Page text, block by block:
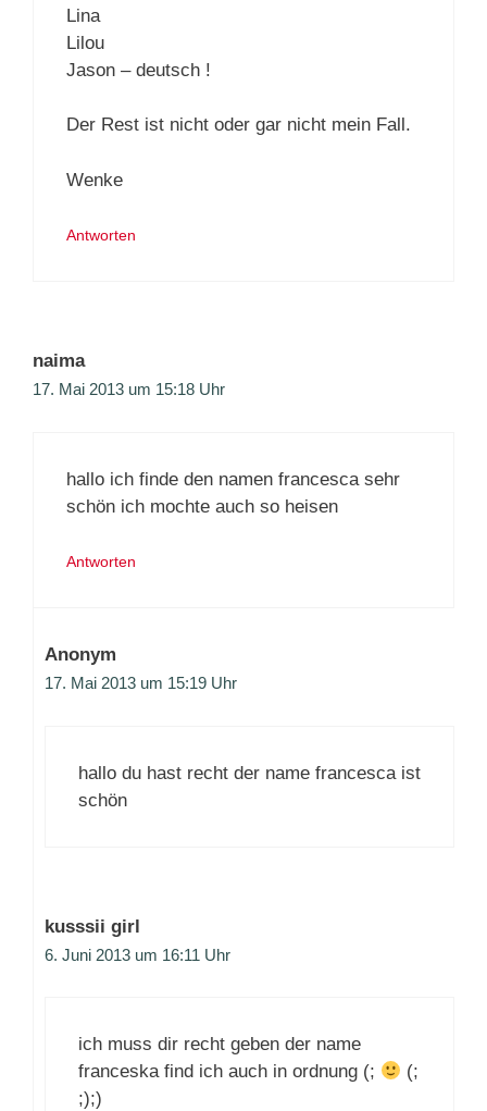
Lina
Lilou
Jason – deutsch !
Der Rest ist nicht oder gar nicht mein Fall.
Wenke
Antworten
naima
17. Mai 2013 um 15:18 Uhr
hallo ich finde den namen francesca sehr
schön ich mochte auch so heisen
Antworten
Anonym
17. Mai 2013 um 15:19 Uhr
hallo du hast recht der name francesca ist
schön
kusssii girl
6. Juni 2013 um 16:11 Uhr
ich muss dir recht geben der name
franceska find ich auch in ordnung (;
(;
;);)